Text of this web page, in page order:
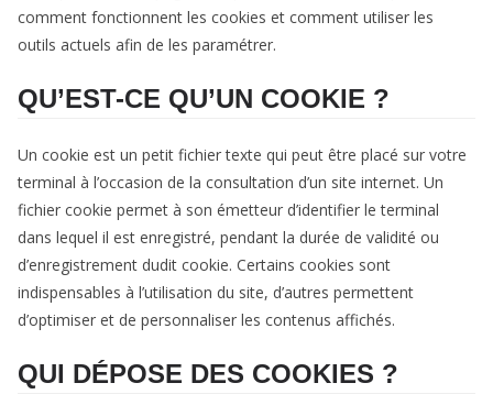
comment fonctionnent les cookies et comment utiliser les
outils actuels afin de les paramétrer.
QU’EST-CE QU’UN COOKIE ?
Un cookie est un petit fichier texte qui peut être placé sur votre
terminal à l’occasion de la consultation d’un site internet. Un
fichier cookie permet à son émetteur d’identifier le terminal
dans lequel il est enregistré, pendant la durée de validité ou
d’enregistrement dudit cookie. Certains cookies sont
indispensables à l’utilisation du site, d’autres permettent
d’optimiser et de personnaliser les contenus affichés.
QUI DÉPOSE DES COOKIES ?